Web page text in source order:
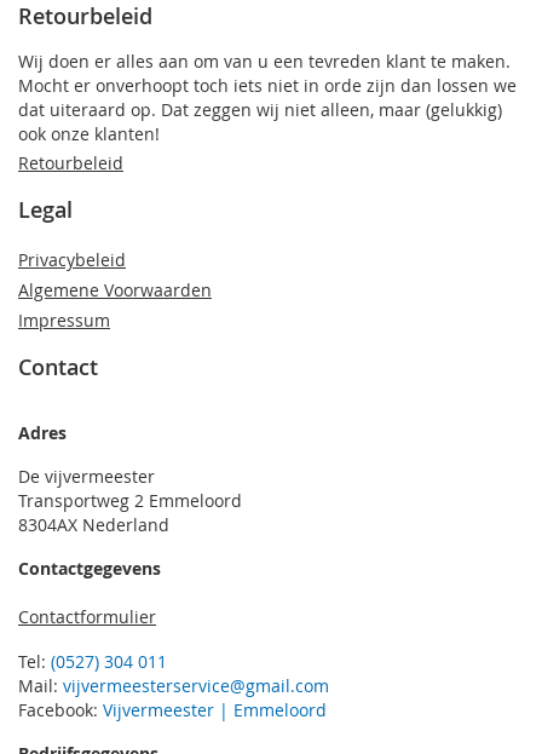
Retourbeleid
Wij doen er alles aan om van u een tevreden klant te maken.
Mocht er onverhoopt toch iets niet in orde zijn dan lossen we
dat uiteraard op. Dat zeggen wij niet alleen, maar (gelukkig)
ook onze klanten!
Retourbeleid
Legal
Privacybeleid
Algemene Voorwaarden
Impressum
Contact
Adres
De vijvermeester
Transportweg 2 Emmeloord
8304AX Nederland
Contactgegevens
Contactformulier
Tel: (0527) 304 011
Mail: vijvermeesterservice@gmail.com
Facebook: Vijvermeester | Emmeloord